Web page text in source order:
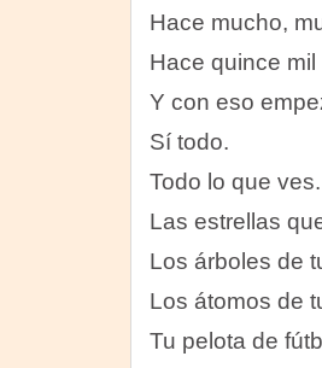
Hace mucho,
Hace quince
Y con eso
Sí todo.
Todo lo que ves.
Las estrellas
Los árboles de
Los átomos de
Tu pelota de